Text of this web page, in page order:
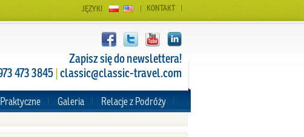
KONTAKT
JĘZYKI
Zapisz się do newslettera!
473 3845|classic@classic-travel.com
Galeria Relacje z Podróży